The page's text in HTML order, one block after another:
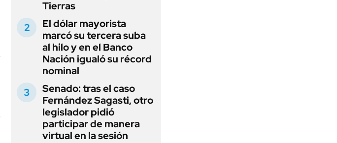
Tierras
El dólar mayorista
marcó su tercera suba
al hilo y en el Banco
Nación igualó su récord
nominal
Senado: tras el caso
Fernández Sagasti, otro
legislador pidió
participar de manera
virtual en la sesión